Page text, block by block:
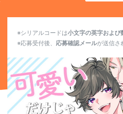
※シリアルコードは小文字の英字および
※応募受付後、 応募確認メールが送信さ